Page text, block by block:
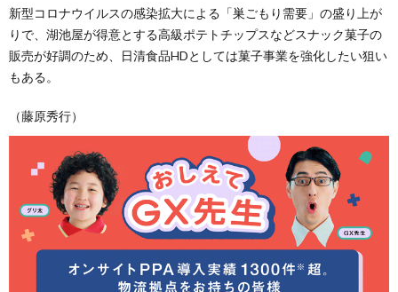
新型コロナウイルスの感染拡大による「巣ごもり需要」の盛り上が
りで、湖池屋が得意とする高級ポテトチップスなどスナック菓子の
販売が好調のため、日清食品HDとしては菓子事業を強化したい狙い
もある。
（藤原秀行）